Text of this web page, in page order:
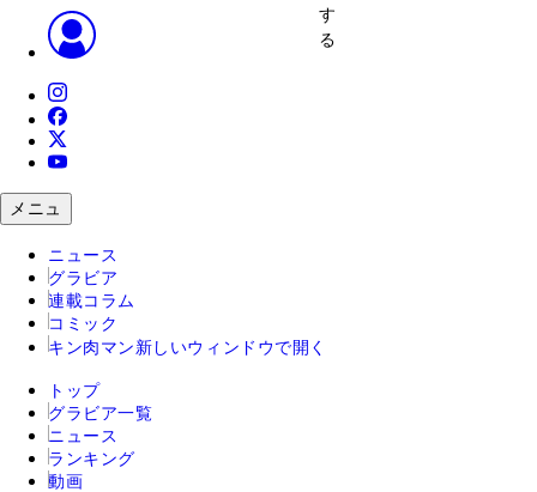
す
る
メニュ
ニュース
グラビア
連載コラム
コミック
キン肉マン 新しいウィンドウで開く
トップ
グラビア一覧
ニュース
ランキング
動画